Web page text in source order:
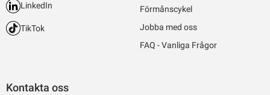
Kontakta oss
LinkedIn
TikTok
Förmånscykel
Jobba med oss
FAQ - Vanliga Frågor